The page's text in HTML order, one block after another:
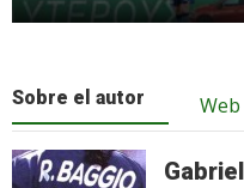
Sobre el autor